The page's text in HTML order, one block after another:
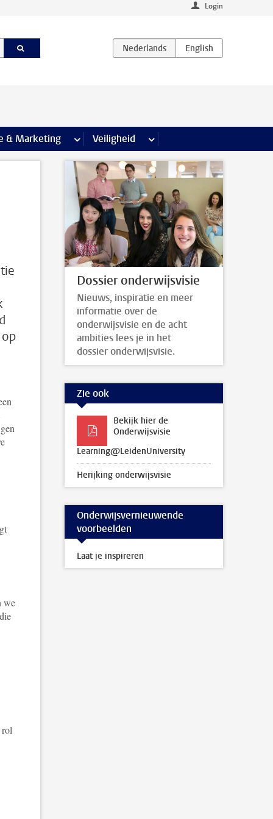
Login
& Marketing meer Communicatie & Marketing pagina’s
Veiligheid meer Veiligheid pagina’s
we
Dossier onderwijsvisie
Nieuws, inspiratie en meer
informatie over de
onderwijsvisie en de acht
ambities lees je in het
dossier onderwijsvisie.
Zie ook
Bekijk hier de
Onderwijsvisie
Learning@LeidenUniversity
Herijking onderwijsvisie
Onderwijsvernieuwende
voorbeelden
Laat je inspireren